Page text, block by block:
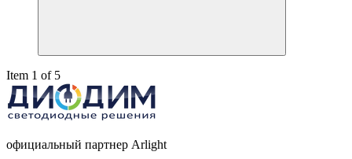
Item 1 of 5
официальный партнер Arlight